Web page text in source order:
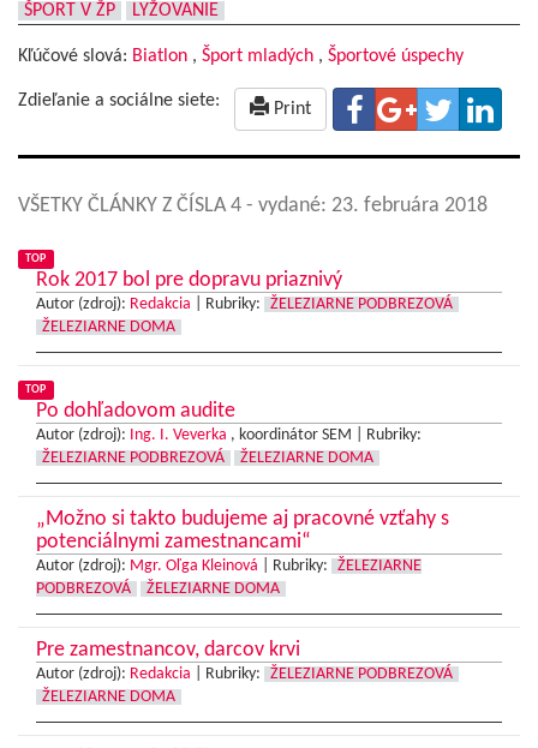
ŠPORT V ŽP
LYŽOVANIE
Kľúčové slová: Biatlon , Šport mladých , Športové úspechy
Zdieľanie a sociálne siete: Print
VŠETKY ČLÁNKY Z ČÍSLA 4 - vydané: 23. februára 2018
TOP
Rok 2017 bol pre dopravu priaznivý
Autor (zdroj): Redakcia Rubriky:
ŽELEZIARNE PODBREZOVÁ
ŽELEZIARNE DOMA
TOP
Po dohľadovom audite
Autor (zdroj): Ing. I. Veverka , koordinátor SEM |
Rubriky:
ŽELEZIARNE PODBREZOVÁ
ŽELEZIARNE DOMA
„Možno si takto budujeme aj pracovné vzťahy s
potenciálnymi zamestnancami“
Autor (zdroj): Mgr. Oľga Kleinová Rubriky:
ŽELEZIARNE
PODBREZOVÁ
ŽELEZIARNE DOMA
Pre zamestnancov, darcov krvi
Autor (zdroj): Redakcia Rubriky:
ŽELEZIARNE PODBREZOVÁ
ŽELEZIARNE DOMA